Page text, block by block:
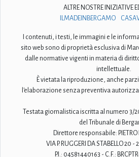
ALTRE NOSTRE INIZIATIVE
ILMADEINBERGAMO
I contenuti, i testi, le immagini e le
sito web sono di proprietà esclusiva di
dalle normative vigenti in materia di
intellettuale.
È vietata la riproduzione, anche
l'elaborazione senza preventiva
Testata giornalistica iscritta al numero 3/
del Tribunale di
Direttore responsabile: PIETRO
VIA P. RUGGERI DA STABELLO 20 -
P.I.: 04581440163 - C.F.: